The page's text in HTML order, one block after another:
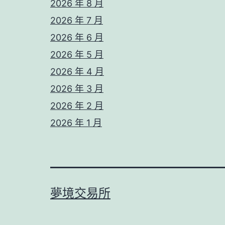
2026 年 8 月
2026 年 7 月
2026 年 6 月
2026 年 5 月
2026 年 4 月
2026 年 3 月
2026 年 2 月
2026 年 1 月
夢境交易所